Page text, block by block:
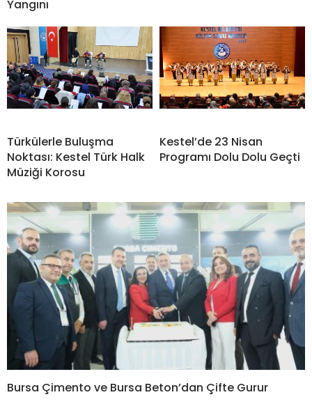
Yangını
Türkülerle Buluşma
Noktası: Kestel Türk Halk
Müziği Korosu
Kestel’de 23 Nisan
Programı Dolu Dolu Geçti
Bursa Çimento ve Bursa Beton’dan Çifte Gurur